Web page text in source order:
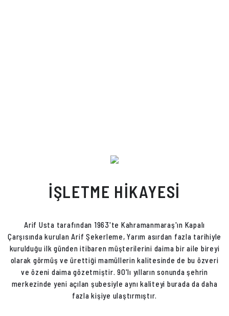
İŞLETME HİKAYESİ
Arif Usta tarafından 1963'te Kahramanmaraş'ın Kapalı
Çarşısında kurulan Arif Şekerleme, Yarım asırdan fazla tarihiyle
kurulduğu ilk günden itibaren müşterilerini daima bir aile bireyi
olarak görmüş ve ürettiği mamüllerin kalitesinde de bu özveri
ve özeni daima gözetmiştir. 90'lı yılların sonunda şehrin
merkezinde yeni açılan şubesiyle aynı kaliteyi burada da daha
fazla kişiye ulaştırmıştır.